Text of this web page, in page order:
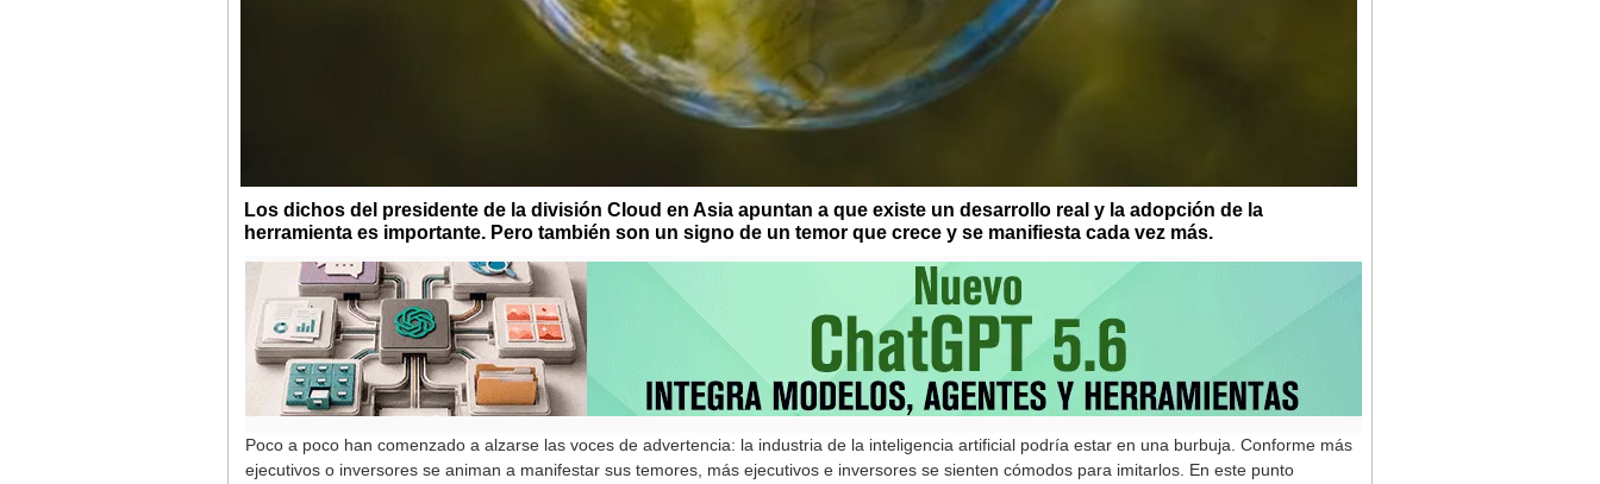
Los dichos del presidente de la división Cloud en Asia apuntan a que existe un desarrollo real y la adopción de la
herramienta es importante. Pero también son un signo de un temor que crece y se manifiesta cada vez más.
Poco a poco han comenzado a alzarse las voces de advertencia: la industria de la inteligencia artificial podría estar en una burbuja. Conforme más
ejecutivos o inversores se animan a manifestar sus temores, más ejecutivos e inversores se sienten cómodos para imitarlos. En este punto